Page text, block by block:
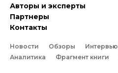
Авторы и эксперты
Партнеры
Контакты
Новости Обзоры Интервью
Аналитика
Фрагмент книги